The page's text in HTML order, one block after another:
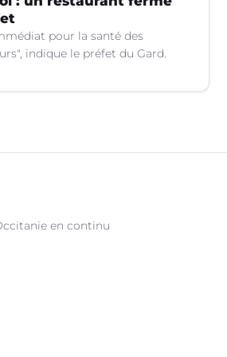
pour la santé des
indique le préfet du Gard.
en continu